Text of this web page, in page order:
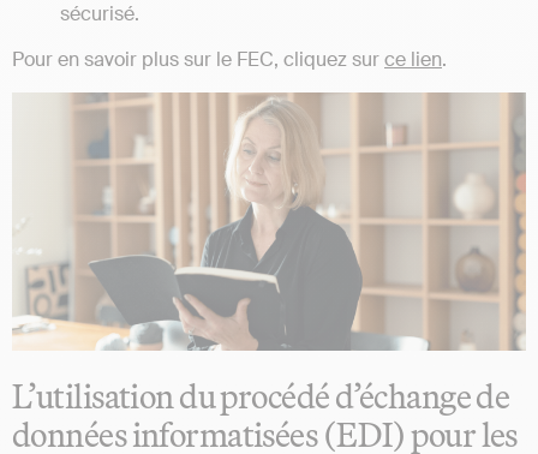
sécurisé.
Pour en savoir plus sur le FEC, cliquez surce lien.
L’utilisation du procédé d’échange de
données informatisées (EDI) pour les